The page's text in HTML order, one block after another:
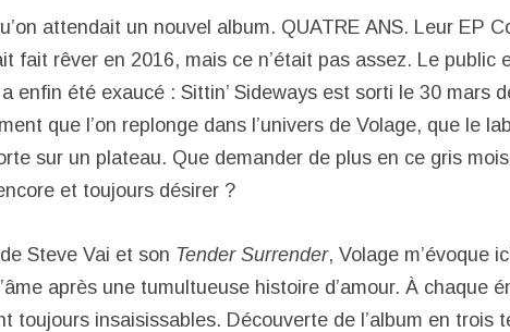
attendait un nouvel album. QUATRE ANS. Leur EP
fait rêver en 2016, mais ce n’était pas assez. Le public
enfin été exaucé : Sittin’ Sideways est sorti le 30 mars
que l’on replonge dans l’univers de Volage, que le
sur un plateau. Que demander de plus en ce gris mois
et toujours désirer ?
Steve Vai et son Tender Surrender, Volage m’évoque
après une tumultueuse histoire d’amour. À chaque
toujours insaisissables. Découverte de l’album en trois